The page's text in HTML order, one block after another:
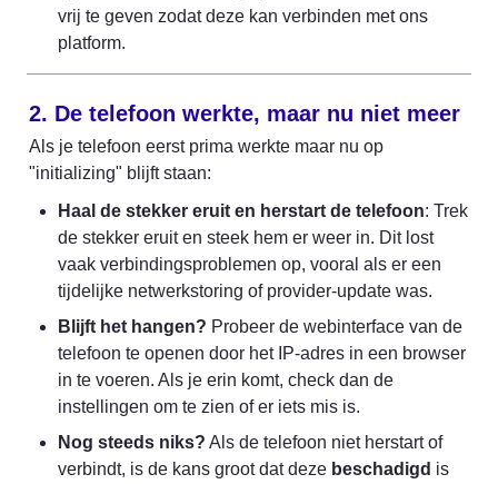
vrij te geven zodat deze kan verbinden met ons
platform.
2. De telefoon werkte, maar nu niet meer
Als je telefoon eerst prima werkte maar nu op
"initializing" blijft staan:
Haal de stekker eruit en herstart de telefoon: Trek
de stekker eruit en steek hem er weer in. Dit lost
vaak verbindingsproblemen op, vooral als er een
tijdelijke netwerkstoring of provider-update was.
Blijft het hangen? Probeer de webinterface van de
telefoon te openen door het IP-adres in een browser
in te voeren. Als je erin komt, check dan de
instellingen om te zien of er iets mis is.
Nog steeds niks? Als de telefoon niet herstart of
verbindt, is de kans groot dat deze beschadigd is